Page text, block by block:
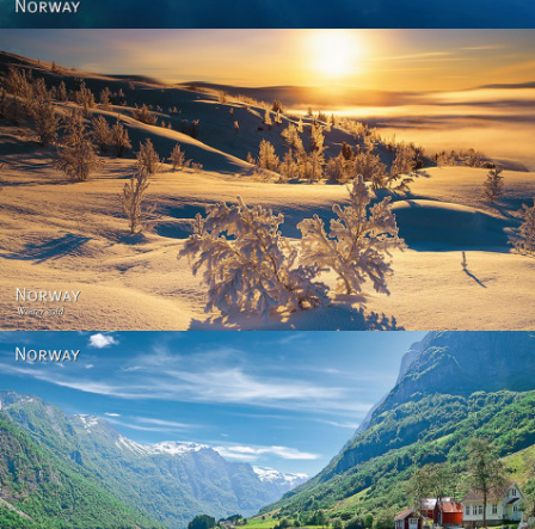
Norway - Winter gold
Norway